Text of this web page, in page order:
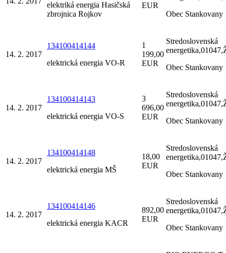
elektriká energia Hasičská
zbrojnica Rojkov
EUR
Obec Stankovany
14. 2. 2017
134100414144
elektrická energia VO-R
1
199,00
EUR
Stredoslovenská
Obec Stankovany
14. 2. 2017
134100414143
elektrická energia VO-S
3
696,00
EUR
Stredoslovenská
Obec Stankovany
14. 2. 2017
134100414148
elektrická energia MŠ
18,00
EUR
Stredoslovenská
Obec Stankovany
14. 2. 2017
134100414146
elektrická energia KACR
892,00
EUR
Stredoslovenská
Obec Stankovany